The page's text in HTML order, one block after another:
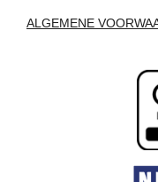
ALGEMENE